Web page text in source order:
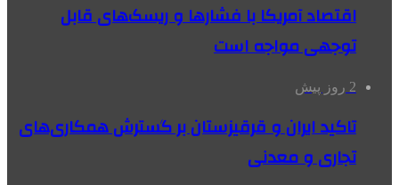
اقتصاد آمریکا با فشارها و ریسک‌های قابل
توجهی مواجه است
2 روز پیش
تاکید ایران و قرقیزستان بر گسترش همکاری‌های
تجاری و معدنی